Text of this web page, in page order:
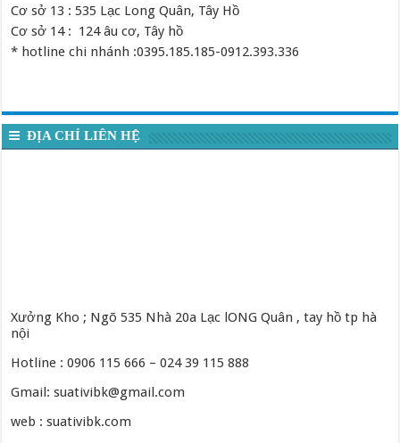
Cơ sở 13 : 535 Lạc Long Quân, Tây Hồ
Cơ sở 14 : 124 âu cơ, Tây hồ
* hotline chi nhánh :0395.185.185-0912.393.336
ĐỊA CHỈ LIÊN HỆ
Xưởng Kho ; Ngõ 535 Nhà 20a Lạc lONG Quân , tay hồ tp hà
nội
Hotline : 0906 115 666 – 024 39 115 888
Gmail: suativibk@gmail.com
web : suativibk.com